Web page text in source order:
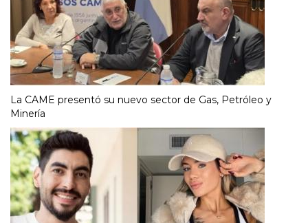
La CAME presentó su nuevo sector de Gas, Petróleo y
Minería